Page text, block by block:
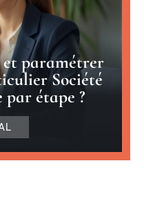
paramétrer
Société
par étape ?